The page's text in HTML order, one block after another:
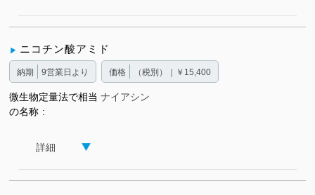
ニコチン酸アミド
納期 9営業日より 価格 （税別）｜￥15,400
微生物定量法で相当
の名称
ナイアシン
詳細